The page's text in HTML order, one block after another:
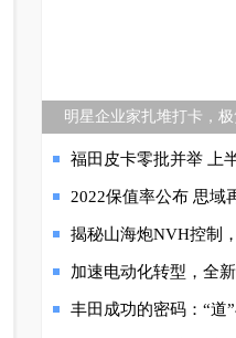
明星企业家扎堆打卡，
福田皮卡零批并举 上半年销量同比
2022保值率公布 思域
揭秘山海炮NVH控制，高
加速电动化转型，全新CR-
丰田成功的密码：“道